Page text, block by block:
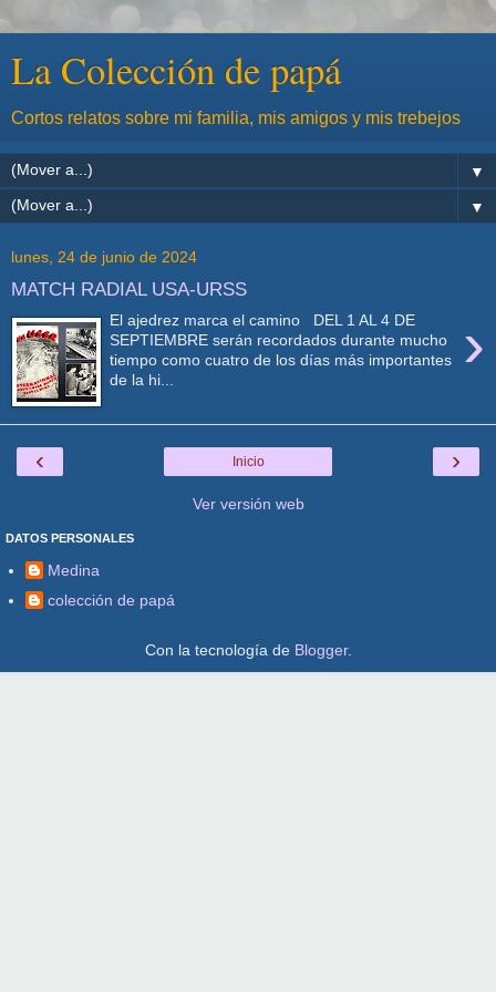
La Colección de papá
Cortos relatos sobre mi familia, mis amigos y mis trebejos
▼
▼
lunes, 24 de junio de 2024
MATCH RADIAL USA-URSS
›
El ajedrez marca el camino DEL 1 AL 4 DE
SEPTIEMBRE serán recordados durante mucho
tiempo como cuatro de los días más importantes
de la hi...
‹ ›
Inicio
Ver versión web
DATOS PERSONALES
Medina
colección de papá
Con la tecnología de Blogger.